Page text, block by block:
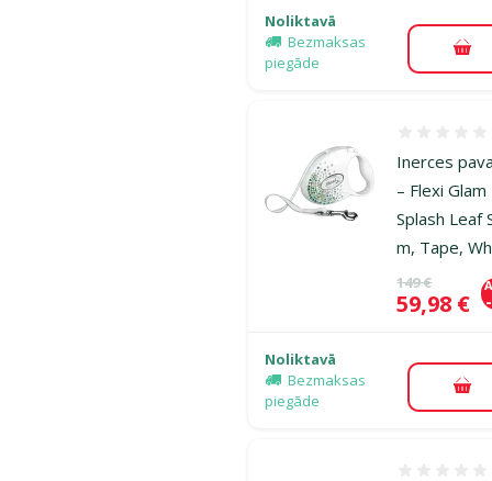
Noliktavā
Bezmaksas
piegāde
Inerces
– Flexi Glam
Splash Leaf
m, Tape,
Oriģinālā
149 €
Cena
59,98 €
Noliktavā
Bezmaksas
piegāde